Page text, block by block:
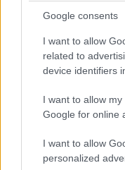
Google consents
I want to allow
related to
device identifiers
I want to allow
Google for online
I want to allow
personalized
prémium címekkel,
Marvel's Guardians of
Nvidia Shield TV
épített kijelzőn kelnek
Check out this
Casemod" by
The best part?